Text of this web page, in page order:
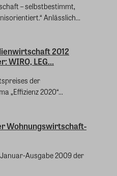
– selbstbestimmt,
Anlässlich...
2012
WIRO, LEG...
der
„Effizienz 2020“...
Wohnungswirtschaft-
Ausgabe 2009 der